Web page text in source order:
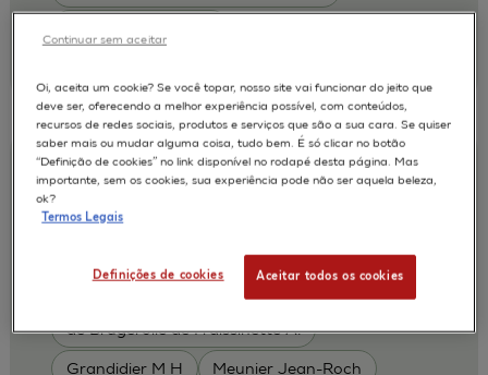
de Brugerolle de Fraissinette A.
Grandidier M H Meunier Jean-Roch
An Evaluation of the EpiSkinTM and
SkinEthicTM RHE test methods for
predicting dermal toxicity using OECD
Oi, aceita um cookie? Se você topar, nosso site vai funcionar do jeito que
deve ser, oferecendo a melhor experiência possível, com conteúdos,
recursos de redes sociais, produtos e serviços que são a sua cara. Se quiser
saber mais ou mudar alguma coisa, tudo bem. É só clicar no botão
“Definição de cookies” no link disponível no rodapé desta página. Mas
importante, sem os cookies, sua experiência pode não ser aquela beleza,
ok?
Termos Legais
Definições de cookies Aceitar todos os cookies
Continuar sem aceitar